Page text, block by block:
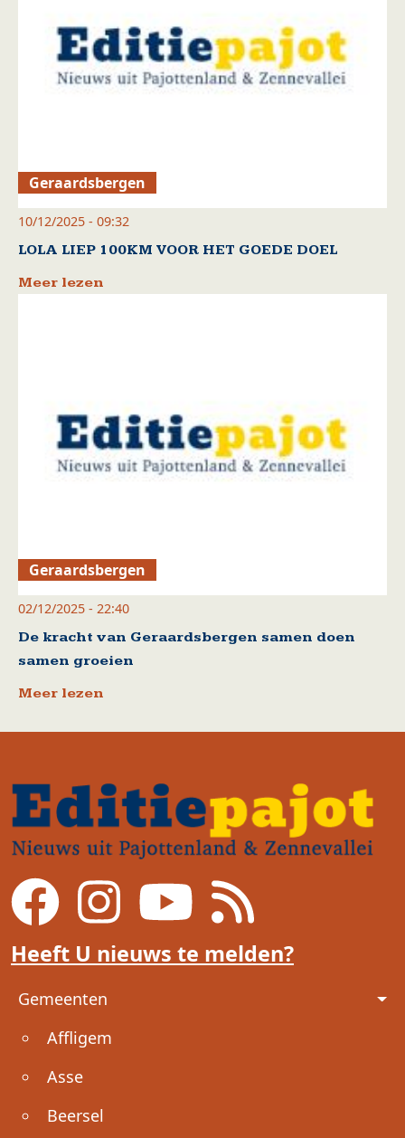
Geraardsbergen
10/12/2025 - 09:32
LOLA LIEP 100KM VOOR HET GOEDE DOEL
Meer lezen
Geraardsbergen
02/12/2025 - 22:40
De kracht van Geraardsbergen samen doen
samen groeien
Meer lezen
Heeft U nieuws te melden?
Voet
Gemeenten
Affligem
Asse
Beersel